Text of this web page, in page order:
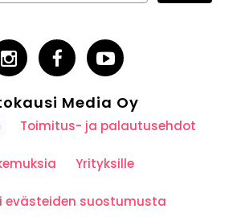
Media Oy
Toimitus- ja palautusehdot
Yrityksille
evästeiden suostumusta